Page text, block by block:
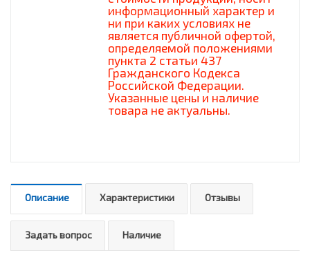
информационный характер и
ни при каких условиях не
является публичной офертой,
определяемой положениями
пункта 2 статьи 437
Гражданского Кодекса
Российской Федерации.
Указанные цены и наличие
товара не актуальны.
Описание Характеристики Отзывы
Задать вопрос Наличие